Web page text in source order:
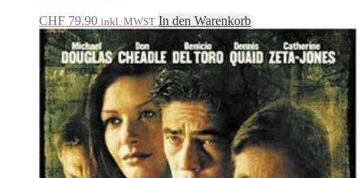
CHF 79.90 inkl. MWST In den Warenkorb